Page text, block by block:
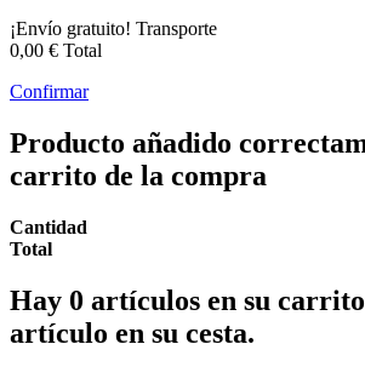
¡Envío gratuito! Transporte
0,00 € Total
Confirmar
Producto añadido
carrito de la compra
Cantidad
Total
Hay 0 artículos en su
artículo en su cesta.